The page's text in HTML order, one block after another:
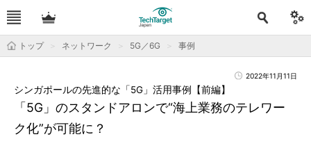
トップ ネットワーク 5G／6G 事例
2022年11月11日
「5G」のスタンドアロンで“海上業務のテレワー
ク化”が可能に？
シンガポールの先進的な「5G」活用事例【前編】